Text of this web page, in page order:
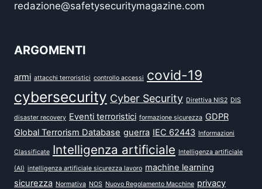
redazione@safetysecuritymagazine.com
ARGOMENTI
armi attacchi terroristici controllo accessi covid-19
cybersecurity Cyber Security Direttiva NIS2 DIS
disaster recovery Eventi terroristici formazione sicurezza GDPR
Global Terrorism Database guerra IEC 62443 Informazioni
Classificate Intelligenza artificiale Intelligenza artificiale
(AI) intelligenza artificiale sicurezza lavoro machine learning
sicurezza Normativa NOS Nuovo Regolamento Macchine privacy